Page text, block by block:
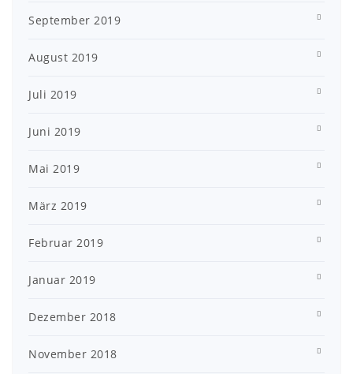
September 2019
August 2019
Juli 2019
Juni 2019
Mai 2019
März 2019
Februar 2019
Januar 2019
Dezember 2018
November 2018